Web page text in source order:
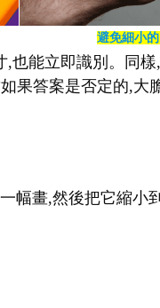
避免細小
能立即識別。同樣
果答案是否定的,大
幅畫,然後把它縮小